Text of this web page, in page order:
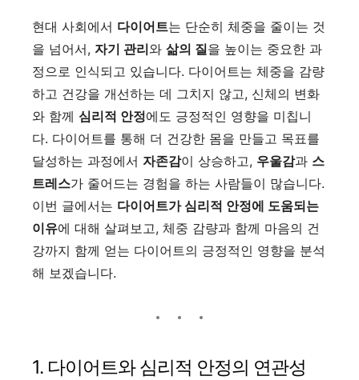
현대 사회에서 다이어트는 단순히 체중을 줄이는 것
을 넘어서, 자기 관리와 삶의 질을 높이는 중요한 과
정으로 인식되고 있습니다. 다이어트는 체중을 감량
하고 건강을 개선하는 데 그치지 않고, 신체의 변화
와 함께 심리적 안정에도 긍정적인 영향을 미칩니
다. 다이어트를 통해 더 건강한 몸을 만들고 목표를
달성하는 과정에서 자존감이 상승하고, 우울감과 스
트레스가 줄어드는 경험을 하는 사람들이 많습니다.
이번 글에서는 다이어트가 심리적 안정에 도움되는
이유에 대해 살펴보고, 체중 감량과 함께 마음의 건
강까지 함께 얻는 다이어트의 긍정적인 영향을 분석
해 보겠습니다.
1. 다이어트와 심리적 안정의 연관성